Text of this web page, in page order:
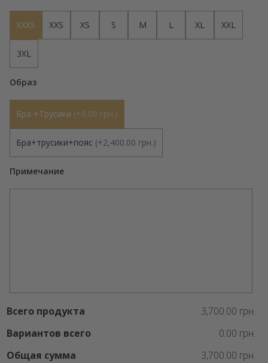
XXXS XXS XS S M L XL XXL
3XL
Образ
Бра +Трусики (+0.00 грн.)
Бра+трусики+пояс (+2,400.00 грн.)
Примечание
Всего продукта
3,700.00 грн.
Вариантов всего
0.00 грн.
Общая сумма
3,700.00 грн.